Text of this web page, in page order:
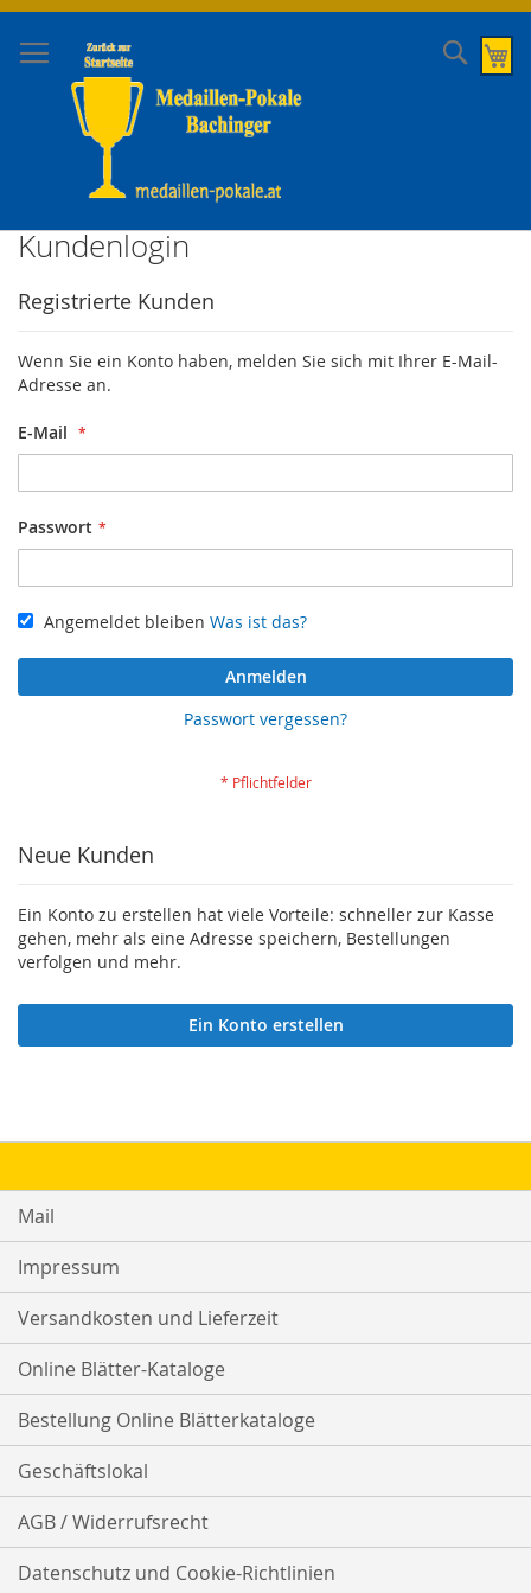
Direkt
Inhalt
Suche
Kundenlogin
Registrierte Kunden
Wenn Sie ein Konto haben, melden Sie sich mit Ihrer E-Mail-
Adresse an.
E-Mail
Passwort
Angemeldet bleiben Was ist das?
Anmelden
Passwort vergessen?
Neue Kunden
Ein Konto zu erstellen hat viele Vorteile: schneller zur Kasse
gehen, mehr als eine Adresse speichern, Bestellungen
verfolgen und mehr.
Ein Konto erstellen
Mail
Impressum
Versandkosten und Lieferzeit
Online Blätter-Kataloge
Bestellung Online Blätterkataloge
Geschäftslokal
AGB / Widerrufsrecht
Datenschutz und Cookie-Richtlinien